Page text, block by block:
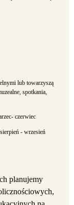
lub towarzyszą
spotkania,
czerwiec
- wrzesień
planujemy